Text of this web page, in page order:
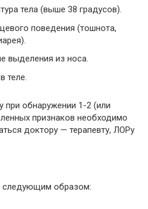
тела (выше 38 градусов).
поведения (тошнота,
выделения из носа.
теле.
при обнаружении 1-2 (или
признаков необходимо
доктору — терапевту, ЛОРу
следующим образом: